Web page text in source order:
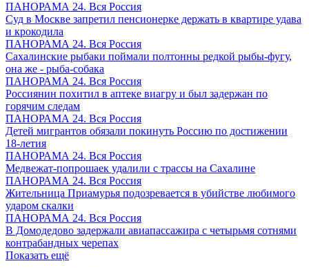
ПАНОРАМА 24. Вся Россия
Суд в Москве запретил пенсионерке держать в квартире удава
и крокодила
ПАНОРАМА 24. Вся Россия
Сахалинские рыбаки поймали полтонны редкой рыбы-фугу,
она же - рыба-собака
ПАНОРАМА 24. Вся Россия
Россиянин похитил в аптеке виагру и был задержан по
горячим следам
ПАНОРАМА 24. Вся Россия
Детей мигрантов обязали покинуть Россию по достижении
18-летия
ПАНОРАМА 24. Вся Россия
Медвежат-попрошаек удалили с трассы на Сахалине
ПАНОРАМА 24. Вся Россия
Жительница Приамурья подозревается в убийстве любимого
ударом скалки
ПАНОРАМА 24. Вся Россия
В Домодедово задержали авиапассажира с четырьмя сотнями
контрабандных черепах
Показать ещё